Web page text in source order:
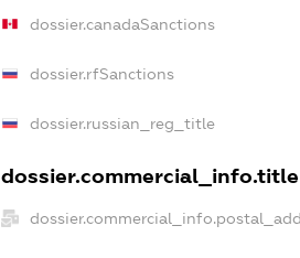
dossier.canadaSanctions
dossier.rfSanctions
dossier.russian_reg_title
dossier.commercial_info.title